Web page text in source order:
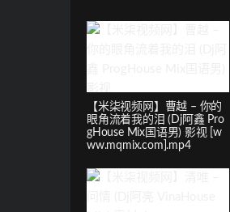
【米柒视频网】曹越 – 你的
眼角流着我的泪 (Dj阿鑫 Pro
gHouse Mix国语男) 影视 [w
ww.mqmix.com].mp4